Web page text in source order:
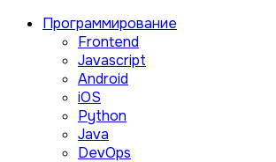
Программирование
Frontend
Javascript
Android
iOS
Python
Java
DevOps